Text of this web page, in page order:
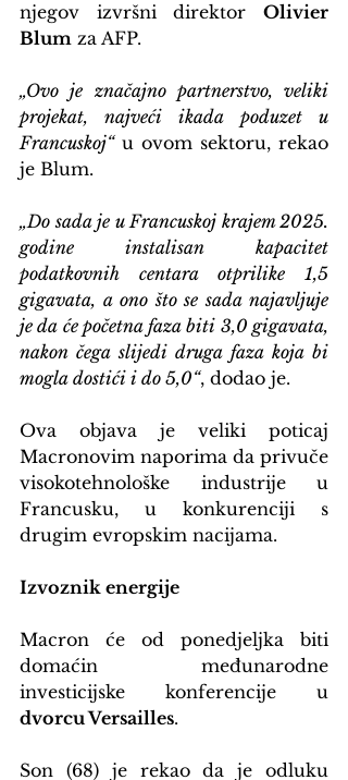
njegov izvršni direktor Olivier
Blum za AFP.
„Ovo je značajno partnerstvo, veliki
projekat, najveći ikada poduzet u
Francuskoj“ u ovom sektoru, rekao
je Blum.
„Do sada je u Francuskoj krajem 2025.
godine instalisan kapacitet
podatkovnih centara otprilike 1,5
gigavata, a ono što se sada najavljuje
je da će početna faza biti 3,0 gigavata,
nakon čega slijedi druga faza koja bi
mogla dostići i do 5,0“, dodao je.
Ova objava je veliki poticaj
Macronovim naporima da privuče
visokotehnološke industrije u
Francusku, u konkurenciji s
drugim evropskim nacijama.
Izvoznik energije
Macron će od ponedjeljka biti
domaćin međunarodne
dvorcu Versailles.
Son (68) je rekao da je odluku